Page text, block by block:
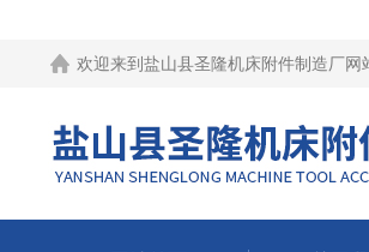
欢迎来到 盐山县圣隆机床附件制造厂网